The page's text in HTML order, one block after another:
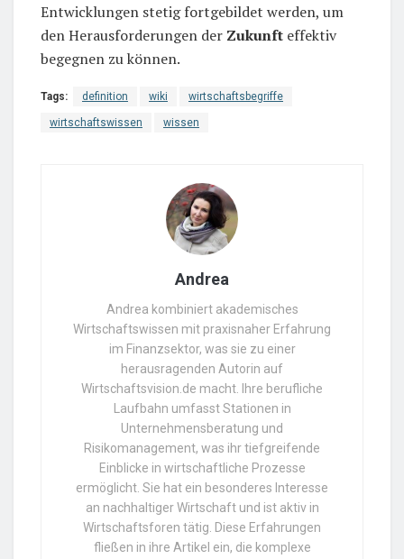
Entwicklungen stetig fortgebildet werden, um
den Herausforderungen der Zukunft effektiv
begegnen zu können.
Tags: definition wiki wirtschaftsbegriffe
wirtschaftswissen wissen
Andrea
Andrea kombiniert akademisches
Wirtschaftswissen mit praxisnaher Erfahrung
im Finanzsektor, was sie zu einer
herausragenden Autorin auf
Wirtschaftsvision.de macht. Ihre berufliche
Laufbahn umfasst Stationen in
Unternehmensberatung und
Risikomanagement, was ihr tiefgreifende
Einblicke in wirtschaftliche Prozesse
ermöglicht. Sie hat ein besonderes Interesse
an nachhaltiger Wirtschaft und ist aktiv in
Wirtschaftsforen tätig. Diese Erfahrungen
fließen in ihre Artikel ein, die komplexe